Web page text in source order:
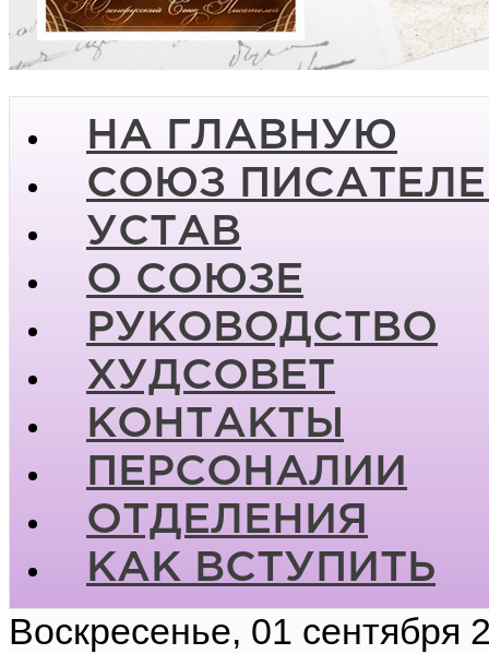
НА ГЛАВНУЮ
СОЮЗ
УСТАВ
О СОЮЗЕ
РУКОВОДСТВО
ХУДСОВЕТ
КОНТАКТЫ
ПЕРСОНАЛИИ
ОТДЕЛЕНИЯ
КАК ВСТУПИТЬ
Воскресенье, 01 сентября